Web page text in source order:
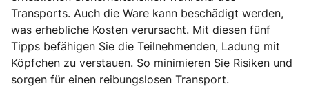
Transports. Auch die Ware kann beschädigt werden,
was erhebliche Kosten verursacht. Mit diesen fünf
Tipps befähigen Sie die Teilnehmenden, Ladung mit
Köpfchen zu verstauen. So minimieren Sie Risiken und
sorgen für einen reibungslosen Transport.